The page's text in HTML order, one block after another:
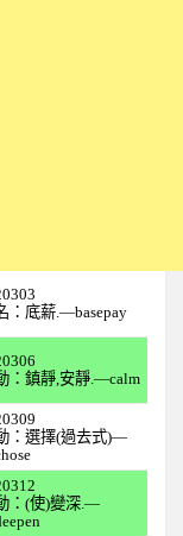
：底薪.—basepay
：鎮靜,安靜.—calm
：選擇(過去式)—
：(使)變深.—